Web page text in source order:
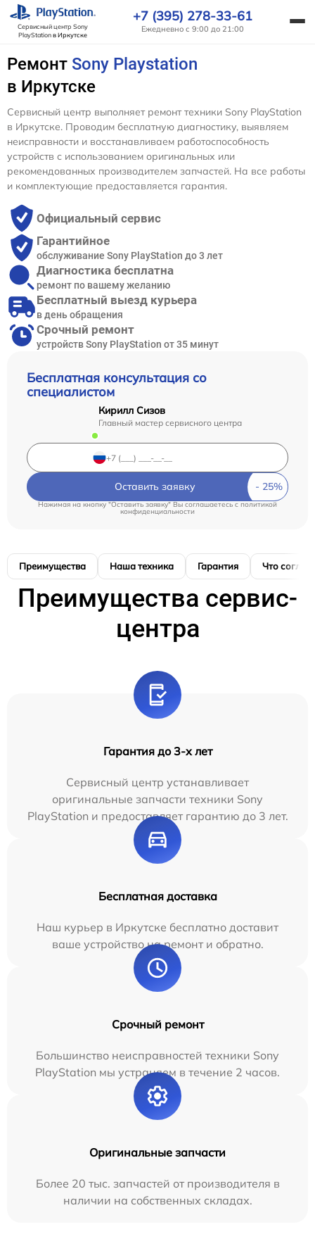
Сервисный центр Sony
PlayStationв Иркутске
+7 (395) 278-33-61
Ежедневно с 9:00 до 21:00
Ремонт Sony Playstation
в Иркутске
Бесплатная консультация со
специалистом
Кирилл Сизов
Главный мастер сервисного центра
Оставить заявку
Нажимая на кнопку "Оставить заявку" Вы соглашаетесь cполитикой
конфиденциальности
Сервисный центр выполняет ремонт техники Sony PlayStation
в Иркутске. Проводим бесплатную диагностику, выявляем
неисправности и восстанавливаем работоспособность
устройств с использованием оригинальных или
рекомендованных производителем запчастей. На все работы
и комплектующие предоставляется гарантия.
Официальный сервис
Гарантийное
обслуживание Sony PlayStation до 3 лет
Диагностика бесплатна
ремонт по вашему желанию
Бесплатный выезд курьера
в день обращения
Срочный ремонт
устройств Sony PlayStation от 35 минут
Преимущества Наша техника Гарантия Что
Преимущества сервис-
центра
Гарантия до 3-х лет
Сервисный центр устанавливает
оригинальные запчасти техники Sony
PlayStation и предоставляет гарантию до 3 лет.
Бесплатная доставка
Наш курьер в Иркутске бесплатно доставит
ваше устройство на ремонт и обратно.
Срочный ремонт
Большинство неисправностей техники Sony
PlayStation мы устраняем в течение 2 часов.
Оригинальные запчасти
Более 20 тыс. запчастей от производителя в
наличии на собственных складах.